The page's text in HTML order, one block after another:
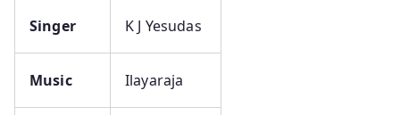
Singer K J Yesudas
Music Ilayaraja